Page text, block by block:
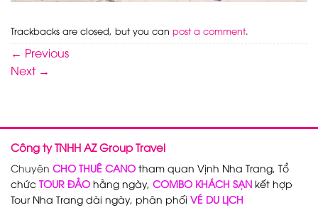
Trackbacks are closed, but you can post a comment.
← Previous
Next →
Công ty TNHH AZ Group Travel
Chuyên CHO THUÊ CANO tham quan Vịnh Nha Trang, Tổ
chức TOUR ĐẢO hằng ngày, COMBO KHÁCH SẠN kết hợp
Tour Nha Trang dài ngày, phân phối VÉ DU LỊCH